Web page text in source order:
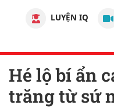
LUYỆN IQ
Hé lộ bí ẩn các mẫu vật mặt
trăng từ sứ